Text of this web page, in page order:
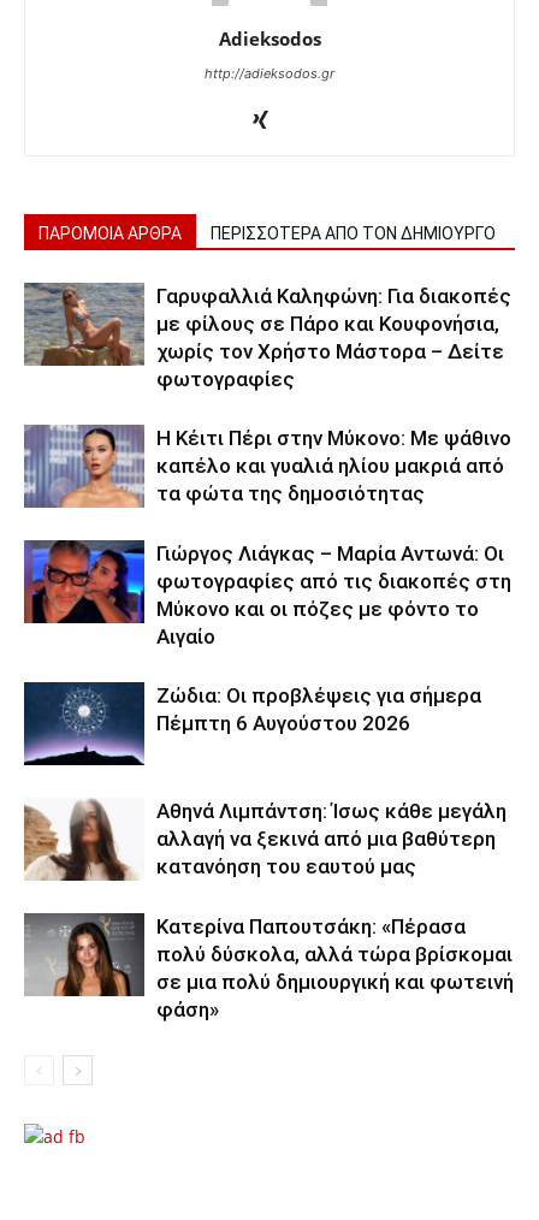
Adieksodos
http://adieksodos.gr
ΠΑΡΟΜΟΙΑ ΑΡΘΡΑ ΠΕΡΙΣΣΟΤΕΡΑ ΑΠΟ ΤΟΝ ΔΗΜΙΟΥΡΓΟ
Γαρυφαλλιά Καληφώνη: Για διακοπές
με φίλους σε Πάρο και Κουφονήσια,
χωρίς τον Χρήστο Μάστορα – Δείτε
φωτογραφίες
Η Κέιτι Πέρι στην Μύκονο: Με ψάθινο
καπέλο και γυαλιά ηλίου μακριά από
τα φώτα της δημοσιότητας
Γιώργος Λιάγκας – Μαρία Αντωνά: Οι
φωτογραφίες από τις διακοπές στη
Μύκονο και οι πόζες με φόντο το
Αιγαίο
Ζώδια: Οι προβλέψεις για σήμερα
Πέμπτη 6 Αυγούστου 2026
Αθηνά Λιμπάντση: Ίσως κάθε μεγάλη
αλλαγή να ξεκινά από μια βαθύτερη
κατανόηση του εαυτού μας
Κατερίνα Παπουτσάκη: «Πέρασα
πολύ δύσκολα, αλλά τώρα βρίσκομαι
σε μια πολύ δημιουργική και φωτεινή
φάση»